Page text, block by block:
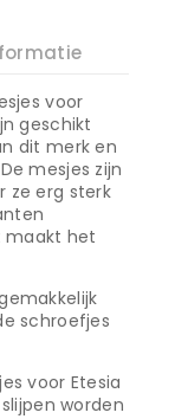
voor
geschikt
dit merk en
mesjes zijn
ze erg sterk
maakt het
schroefjes
voor Etesia
worden